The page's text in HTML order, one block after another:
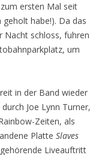
ersten Mal seit
habe!). Da das
Nacht schloss, fuhren
um
in der Band wieder
Joe Lynn Turner,
Zeiten, als
Platte Slaves
Liveauftritt